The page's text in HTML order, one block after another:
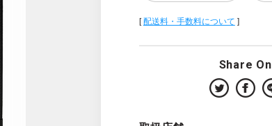
[配送料・手数料について ]
Share On